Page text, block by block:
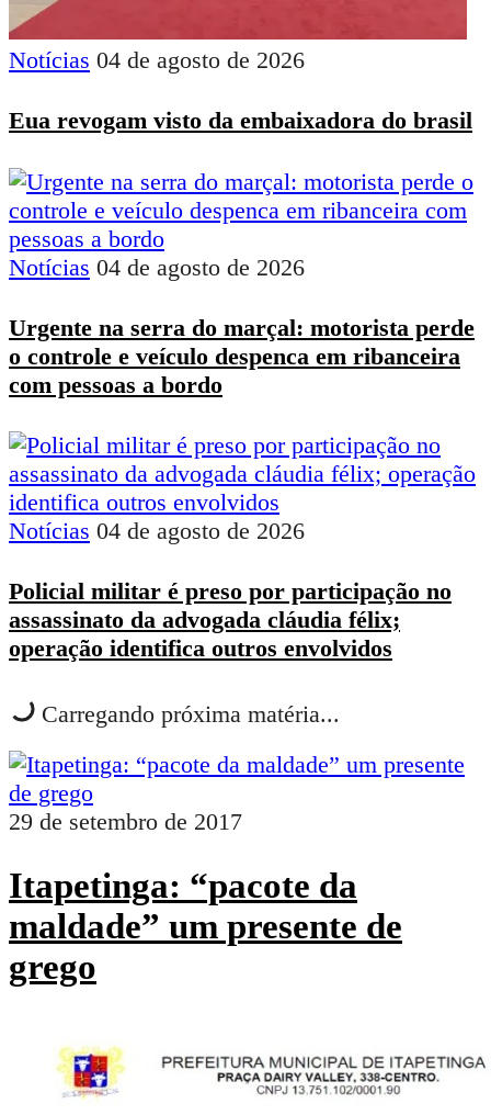
Notícias 04 de agosto de 2026
Eua revogam visto da embaixadora do brasil
Notícias 04 de agosto de 2026
Urgente na serra do marçal: motorista perde
o controle e veículo despenca em ribanceira
com pessoas a bordo
Notícias 04 de agosto de 2026
Policial militar é preso por participação no
assassinato da advogada cláudia félix;
operação identifica outros envolvidos
Carregando próxima matéria...
29 de setembro de 2017
Itapetinga: “pacote da
maldade” um presente de
grego